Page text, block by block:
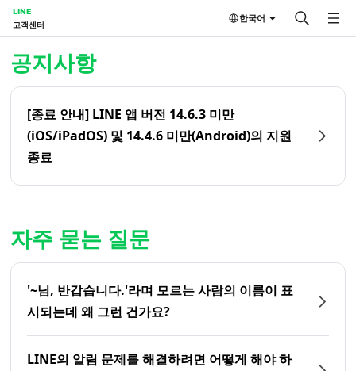
LINE
고객센터
한국어
공지사항
[종료 안내] LINE 앱 버전 14.6.3 미만
(iOS/iPadOS) 및 14.4.6 미만(Android)의 지원
종료
자주 묻는 질문
'~님, 반갑습니다.'라며 모르는 사람의 이름이 표
시되는데 왜 그런 건가요?
LINE의 알림 문제를 해결하려면 어떻게 해야 하